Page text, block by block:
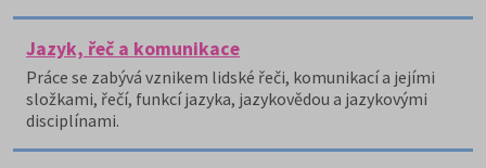
Jazyk, řeč a komunikace
Práce se zabývá vznikem lidské řeči, komunikací a jejími
složkami, řečí, funkcí jazyka, jazykovědou a jazykovými
disciplínami.